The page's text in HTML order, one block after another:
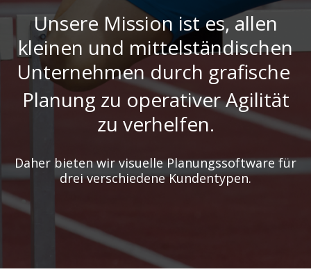
Unsere Mission ist es, allen
kleinen und mittelständischen
Unternehmen durch grafische
Planung zu operativer Agilität
zu verhelfen.
Daher bieten wir visuelle Planungssoftware für
drei verschiedene Kundentypen.